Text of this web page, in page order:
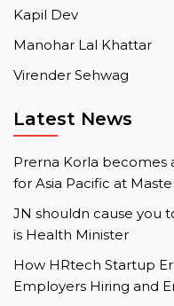
Kapil Dev
Manohar Lal Khattar
Virender Sehwag
Latest News
Prerna Korla becomes
for Asia Pacific at
JN shouldn cause you
is Health Minister
How HRtech Startup
Employers Hiring and